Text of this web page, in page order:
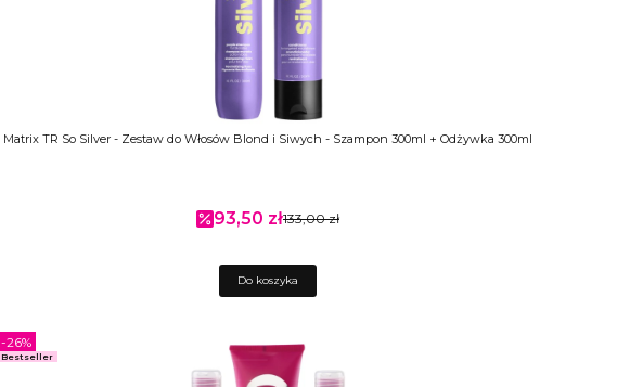
Matrix TR So Silver - Zestaw do Włosów Blond i Siwych - Szampon 300ml + Odżywka 300ml
Cena promocyjna
93,50 zł133,00 zł
Do koszyka
Bestseller
-26%